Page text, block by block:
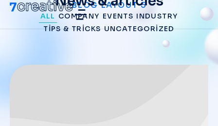
BLOG LAYOUT 5
ALL COMPANY EVENTS INDUSTRY
TIPS & TRICKS UNCATEGORIZED